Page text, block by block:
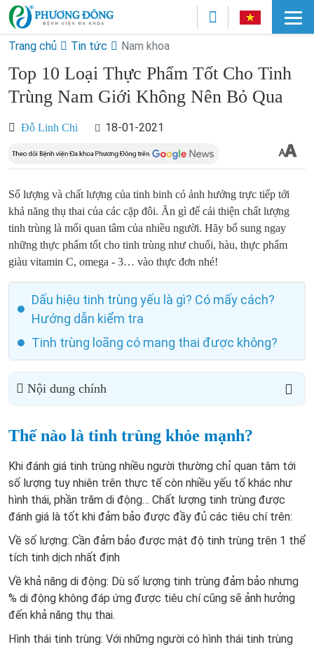
Trang chủ Tin tức Nam khoa
Top 10 Loại Thực Phẩm Tốt Cho Tinh
Trùng Nam Giới Không Nên Bỏ Qua
Đỗ Linh Chi 18-01-2021
Số lượng và chất lượng của tinh binh có ảnh hưởng trực tiếp tới
khả năng thụ thai của các cặp đôi. Ăn gì để cải thiện chất lượng
tinh trùng là mối quan tâm của nhiều người. Hãy bổ sung ngay
những thực phẩm tốt cho tinh trùng như chuối, hàu, thực phẩm
giàu vitamin C, omega - 3… vào thực đơn nhé!
Dấu hiệu tinh trùng yếu là gì? Có mấy cách?
Hướng dẫn kiểm tra
Tinh trùng loãng có mang thai được không?
Nội dung chính
Thế nào là tinh trùng khỏe mạnh?
Khi đánh giá tinh trùng nhiều người thường chỉ quan tâm tới
số lượng tuy nhiên trên thực tế còn nhiều yếu tố khác như
hình thái, phần trăm di động… Chất lượng tinh trùng được
đánh giá là tốt khi đảm bảo được đầy đủ các tiêu chí trên:
Về số lượng: Cần đảm bảo được mật độ tinh trùng trên 1 thể
tích tinh dịch nhất định
Về khả năng di động: Dù số lượng tinh trùng đảm bảo nhưng
% di động không đáp ứng được tiêu chí cũng sẽ ảnh hưởng
đến khả năng thụ thai.
Hình thái tinh trùng: Với những người có hình thái tinh trùng